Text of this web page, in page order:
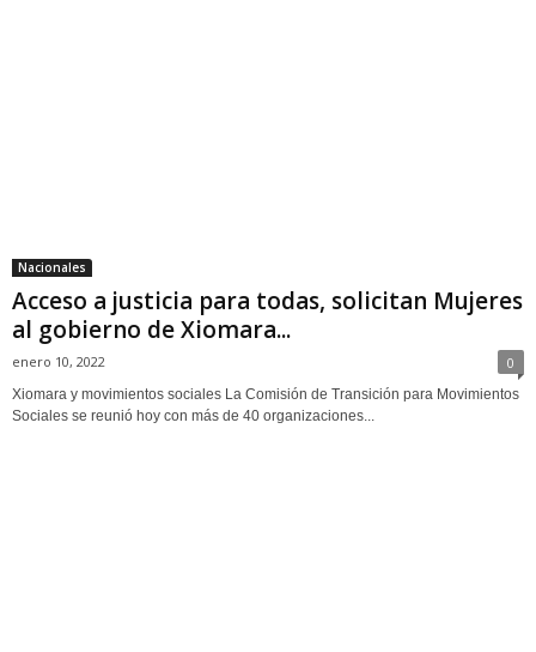
Nacionales
Acceso a justicia para todas, solicitan Mujeres
al gobierno de Xiomara...
enero 10, 2022 0
Xiomara y movimientos sociales La Comisión de Transición para Movimientos
Sociales se reunió hoy con más de 40 organizaciones...